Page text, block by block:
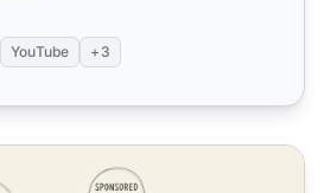
YouTube +3
affiliate marketingu